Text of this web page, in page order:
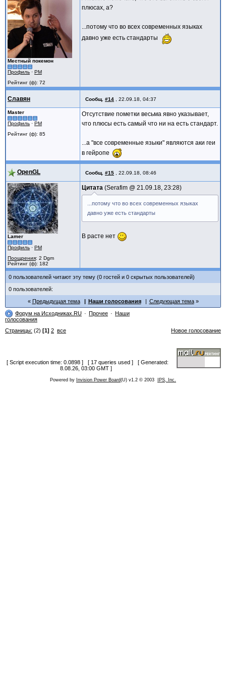
Возвращает значение свойства. При
Variant OlePropertyGet(const
return OleProperty(name,
return OleProperty(name,
}
/* Установка свойства IDispatch.
name - имя свойства.
void OlePropertyPut(const
{
OleProperty(name,
}
}
Местный покемон
Профиль · PM
Рейтинг (ф): 72
плюсах, а?
...потому что во всех современных языках
давно уже есть стандарты
Славян Сообщ. #14 22.09.18, 04:37
Master
Профиль · PM
Рейтинг (ф): 85
Отсутствие пометки весьма явно указывает,
что плюсы есть самый что ни на есть стандарт.
...а "все современные языки" являются аки геи
в гейропе
OpenGL Сообщ. #15 22.09.18, 08:46
Lamer
Профиль · PM
Поощрения: 2 Dgm
Рейтинг (ф): 182
Цитата Serafim @ 21.09.18, 23:28
...потому что во всех современных языках
давно уже есть стандарты
В расте нет
0 пользователей читают эту тему (0 гостей и 0 скрытых пользователей)
0 пользователей:
Предыдущая тема
Наши голосования
Следующая тема
Форум на Исходниках.RU
Прочее
Наши
голосования
Страницы: (2) [1] 2 все Новое голосование
[ Script execution time: 0.0898 ] [ 17 queries used ] [ Generated:
8.08.26, 03:00 GMT ]
Powered by Invision Power Board(U) v1.2 © 2003 IPS, Inc.